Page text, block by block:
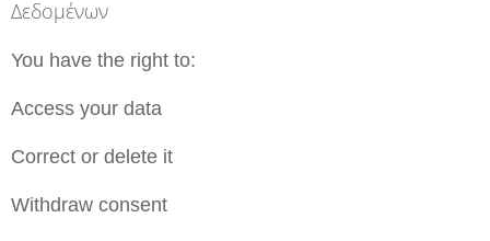
Δεδομένων
You have the right to:
Access your data
Correct or delete it
Withdraw consent